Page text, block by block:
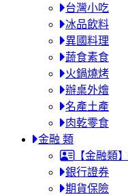
台灣小吃
冰品飲料
異國料理
蔬食素食
火鍋燒烤
辦桌外燴
名產土產
肉乾零食
金融 類
【金融類
銀行證券
期貨保險